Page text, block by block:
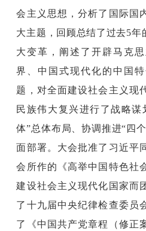
会主义思想，分析了国际国
大主题，回顾总结了过去5年
大变革，阐述了开辟马克
界、中国式现代化的中国
题，对全面建设社会主义现
民族伟大复兴进行了战略谋
体”总体布局、协调推进“四
面部署。大会批准了习近平
会所作的《高举中国特色社
建设社会主义现代化国家而
了十九届中央纪律检查委员
了《中国共产党章程（修正